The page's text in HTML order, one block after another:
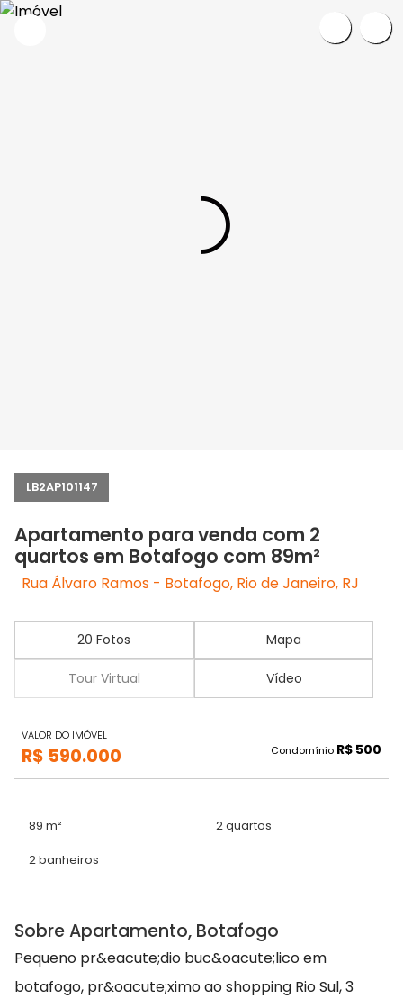
LB2AP101147
Apartamento para venda com 2
quartos em Botafogo com 89m²
Rua Álvaro Ramos - Botafogo, Rio de Janeiro, RJ
20 Fotos Mapa
Tour Virtual Vídeo
VALOR DO IMÓVEL
R$ 590.000 Condomínio R$ 500
89 m² 2 quartos
2 banheiros
Sobre Apartamento, Botafogo
Pequeno pr&eacute;dio buc&oacute;lico em
botafogo, pr&oacute;ximo ao shopping Rio Sul, 3